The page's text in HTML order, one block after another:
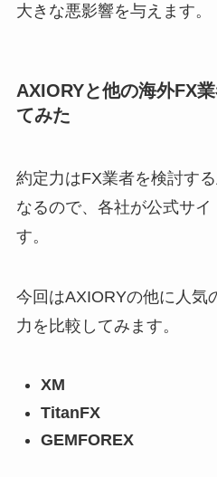
大きな悪影響を与えます。
AXIORYと他の海外FX
てみた
約定力はFX業者を検討す
なるので、各社が公式サイ
す。
今回はAXIORYの他に人気
力を比較してみます。
XM
TitanFX
GEMFOREX